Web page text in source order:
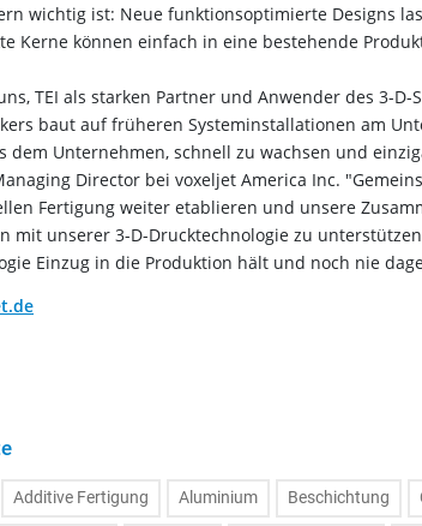
wichtig ist: Neue funktionsoptimierte Designs
Kerne können einfach in eine bestehende
TEI als starken Partner und Anwender des 3-
baut auf früheren Systeminstallationen am
dem Unternehmen, schnell zu wachsen und
Director bei voxeljet America Inc.
Fertigung weiter etablieren und unsere
mit unserer 3-D-Drucktechnologie zu
Einzug in die Produktion hält und noch nie
Additive Fertigung Aluminium Beschichtung